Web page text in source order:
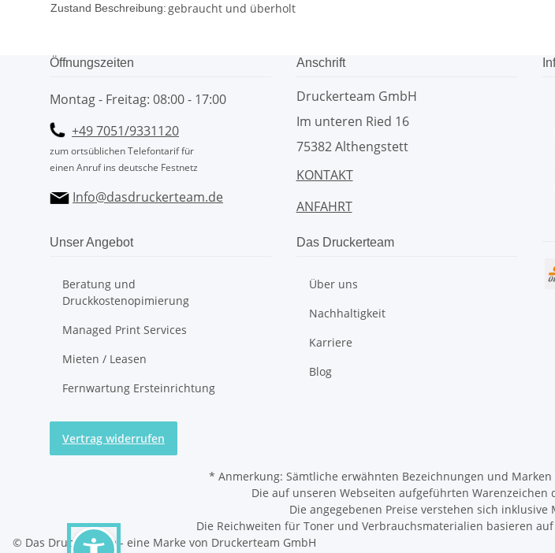
Zustand Beschreibung:gebraucht und überholt
Öffnungszeiten
Montag - Freitag: 08:00 - 17:00
+49 7051/9331120
zum ortsüblichen Telefontarif für
einen Anruf ins deutsche Festnetz
Info@dasdruckerteam.de
Anschrift
Druckerteam GmbH
Im unteren Ried 16
75382 Althengstett
KONTAKT
ANFAHRT
Unser Angebot
Beratung und
Druckkostenopimierung
Managed Print Services
Mieten / Leasen
Fernwartung Ersteinrichtung
Das Druckerteam
Über uns
Nachhaltigkeit
Karriere
Blog
Vertrag widerrufen
* Anmerkung: Sämtliche erwähnten Bezeichnungen und
Die auf unseren Webseiten aufgeführten
Die angegebenen Preise verstehen sich
Die Reichweiten für Toner und Verbrauchsmaterialien basieren
© Das Druckerteam - eine Marke von Druckerteam GmbH